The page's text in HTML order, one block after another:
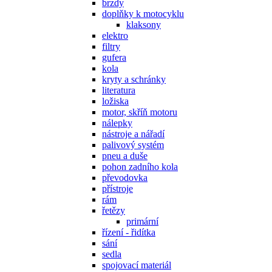
brzdy
doplňky k motocyklu
klaksony
elektro
filtry
gufera
kola
kryty a schránky
literatura
ložiska
motor, skříň motoru
nálepky
nástroje a nářadí
palivový systém
pneu a duše
pohon zadního kola
převodovka
přístroje
rám
řetězy
primární
řízení - řidítka
sání
sedla
spojovací materiál